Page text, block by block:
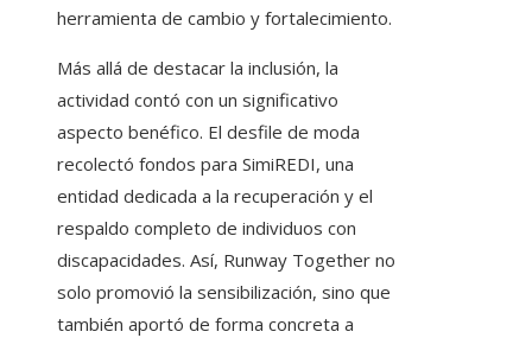
herramienta de cambio y fortalecimiento.
Más allá de destacar la inclusión, la
actividad contó con un significativo
aspecto benéfico. El desfile de moda
recolectó fondos para SimiREDI, una
entidad dedicada a la recuperación y el
respaldo completo de individuos con
discapacidades. Así, Runway Together no
solo promovió la sensibilización, sino que
también aportó de forma concreta a